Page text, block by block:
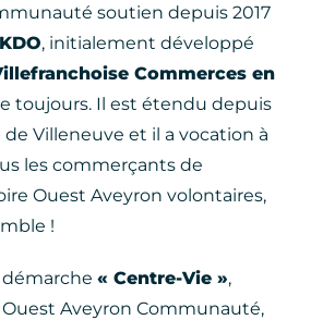
soutien depuis 2017
, initialement développé
Commerces en
toujours. Il est étendu depuis
de Villeneuve et il a vocation à
les commerçants de
Ouest Aveyron volontaires,
!
démarche « Centre-Vie »,
Ouest Aveyron Communauté,